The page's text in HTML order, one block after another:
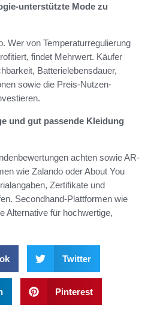
unterstützte Mode zu
Wer von Temperaturregulierung
findet Mehrwert. Käufer
Batterielebensdauer,
sowie die Preis-Nutzen-
und gut passende Kleidung
achten sowie AR-
wie Zalando oder About You
Zertifikate und
Secondhand‑Plattformen wie
Alternative für hochwertige,
Twitter
Pinterest